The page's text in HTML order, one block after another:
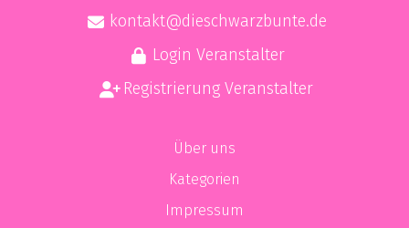
kontakt@dieschwarzbunte.de
Login Veranstalter
Registrierung Veranstalter
Über uns
Kategorien
Impressum